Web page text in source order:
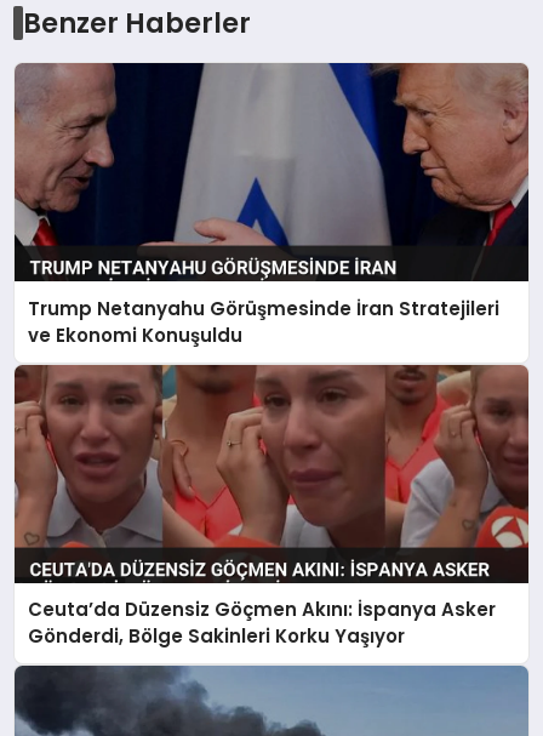
Benzer Haberler
Trump Netanyahu Görüşmesinde İran Stratejileri
ve Ekonomi Konuşuldu
Ceuta’da Düzensiz Göçmen Akını: İspanya Asker
Gönderdi, Bölge Sakinleri Korku Yaşıyor